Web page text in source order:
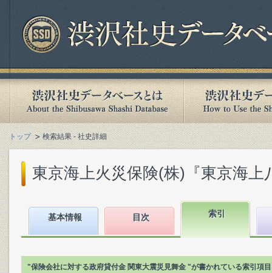
トップ 検索結果 - 社史詳細
東京海上火災保険(株)『東京海上
基本情報 目次 索引
"保険会社に対する政府貸付金 関東大震災見舞金 "が書かれている索引項